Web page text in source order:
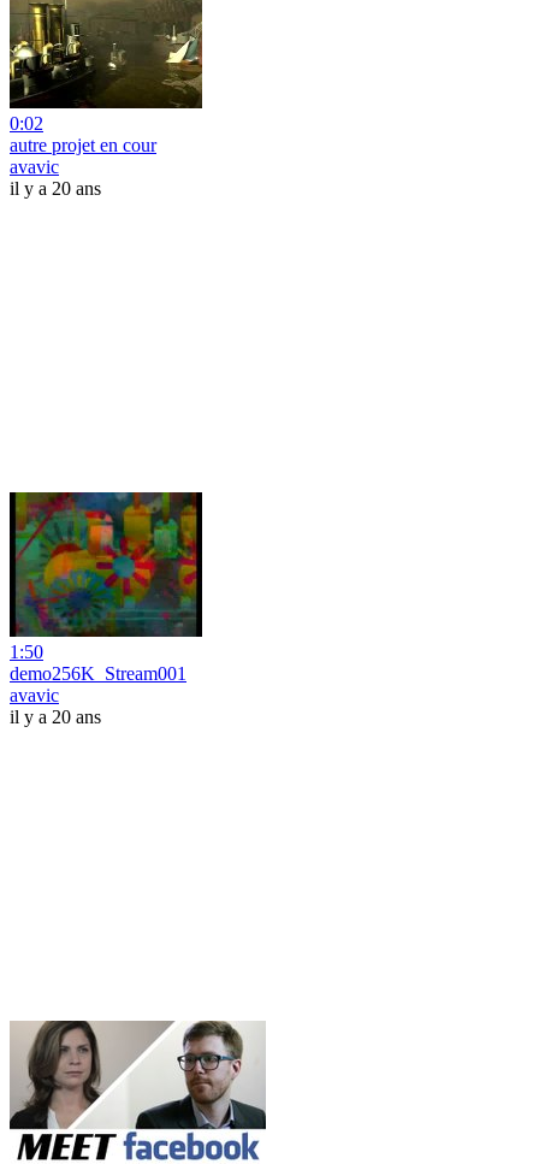
0:02
autre projet en cour
avavic
il y a 20 ans
1:50
demo256K_Stream001
avavic
il y a 20 ans